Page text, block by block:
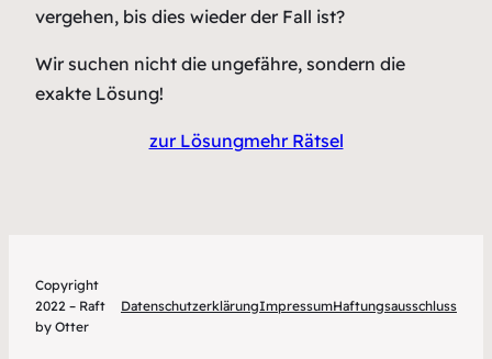
vergehen, bis dies wieder der Fall ist?
Wir suchen nicht die ungefähre, sondern die
exakte Lösung!
zur Lösungmehr Rätsel
Copyright
2022 – Raft
by Otter
DatenschutzerklärungImpressumHaftungsausschluss